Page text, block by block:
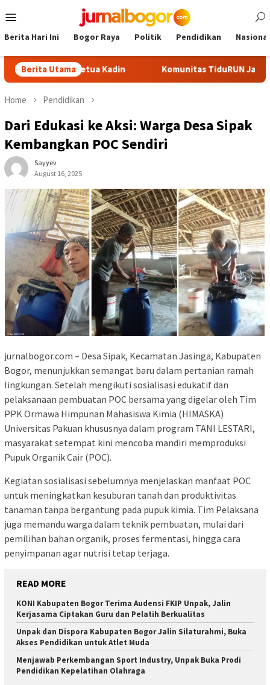
to
Menu
Berita Hari Ini Bogor Raya Politik Pendidikan Nasional
Berita Utama
Ketua Kadin Komunitas TiduRUN Jajal Jalur Baru
Home Pendidikan
Dari Edukasi ke Aksi: Warga Desa Sipak
Kembangkan POC Sendiri
Sayyev
August 16, 2025
jurnalbogor.com – Desa Sipak, Kecamatan Jasinga, Kabupaten
Bogor, menunjukkan semangat baru dalam pertanian ramah
lingkungan. Setelah mengikuti sosialisasi edukatif dan
pelaksanaan pembuatan POC bersama yang digelar oleh Tim
PPK Ormawa Himpunan Mahasiswa Kimia (HIMASKA)
Universitas Pakuan khususnya dalam program TANI LESTARI,
masyarakat setempat kini mencoba mandiri memproduksi
Pupuk Organik Cair (POC).
Kegiatan sosialisasi sebelumnya menjelaskan manfaat POC
untuk meningkatkan kesuburan tanah dan produktivitas
tanaman tanpa bergantung pada pupuk kimia. Tim Pelaksana
juga memandu warga dalam teknik pembuatan, mulai dari
pemilihan bahan organik, proses fermentasi, hingga cara
penyimpanan agar nutrisi tetap terjaga.
READ MORE
KONI Kabupaten Bogor Terima Audensi FKIP Unpak, Jalin
Kerjasama Ciptakan Guru dan Pelatih Berkualitas
Unpak dan Dispora Kabupaten Bogor Jalin Silaturahmi, Buka
Akses Pendidikan untuk Atlet Muda
Menjawab Perkembangan Sport Industry, Unpak Buka Prodi
Pendidikan Kepelatihan Olahraga